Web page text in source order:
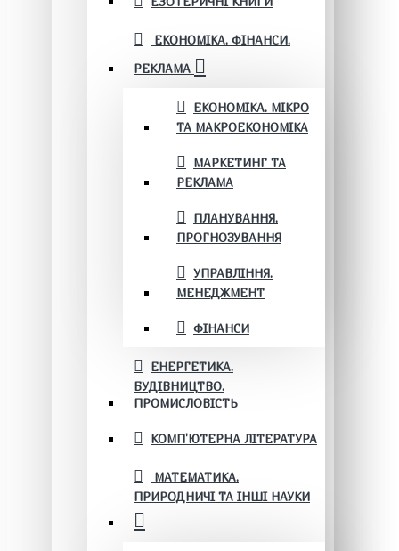
ЕКОНОМІКА. ФІНАНСИ.
РЕКЛАМА
ЕКОНОМІКА. МІКРО
ТА МАКРОЕКОНОМІКА
МАРКЕТИНГ ТА
РЕКЛАМА
ПЛАНУВАННЯ.
ПРОГНОЗУВАННЯ
УПРАВЛІННЯ.
МЕНЕДЖМЕНТ
ФІНАНСИ
ЕНЕРГЕТИКА.
БУДІВНИЦТВО.
ПРОМИСЛОВІСТЬ
КОМП'ЮТЕРНА ЛІТЕРАТУРА
МАТЕМАТИКА.
ПРИРОДНИЧІ ТА ІНШІ НАУКИ